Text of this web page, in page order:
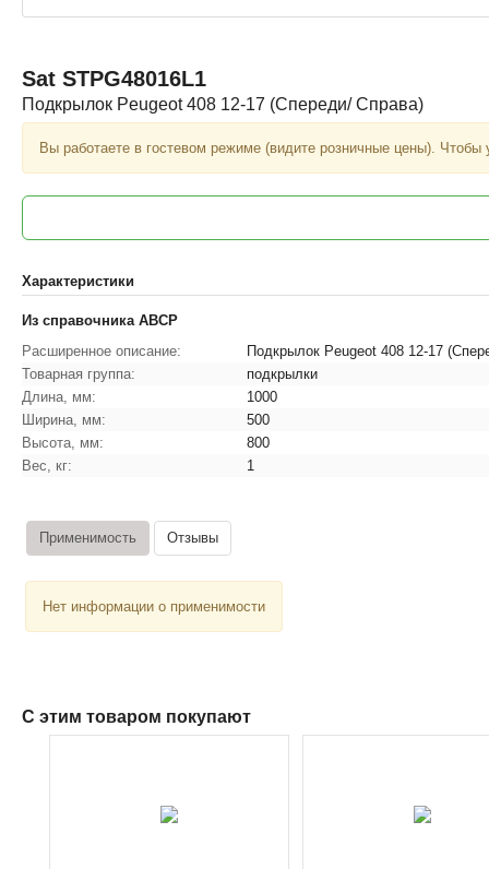
Sat STPG48016L1
Подкрылок Peugeot 408 12-17 (Спереди/ Справа)
Вы работаете в гостевом режиме (видите розничные цены).
Характеристики
Из справочника ABCP
Расширенное описание:
Подкрылок Peugeot 408 12-17
Товарная группа:
подкрылки
Длина, мм:
1000
Ширина, мм:
500
Высота, мм:
800
Вес, кг:
1
Применимость Отзывы
Нет информации о применимости
С этим товаром покупают